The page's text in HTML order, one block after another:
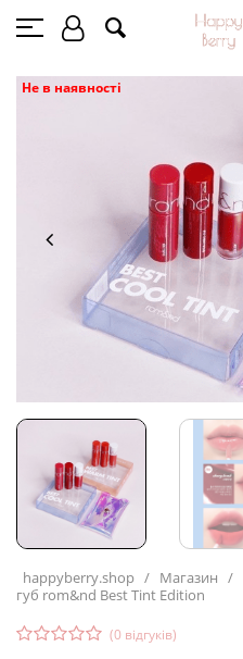
Не в наявності
happyberry.shop / Магазин /
губ rom&nd Best Tint Edition
(0 відгуків)